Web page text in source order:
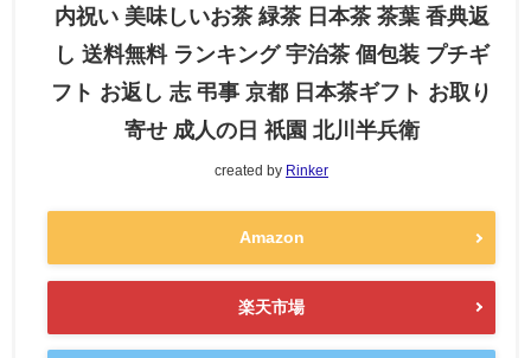
内祝い 美味しいお茶 緑茶 日本茶 茶葉 香典返
し 送料無料 ランキング 宇治茶 個包装 プチギ
フト お返し 志 弔事 京都 日本茶ギフト お取り
寄せ 成人の日 祇園 北川半兵衛
created by Rinker
Amazon
楽天市場